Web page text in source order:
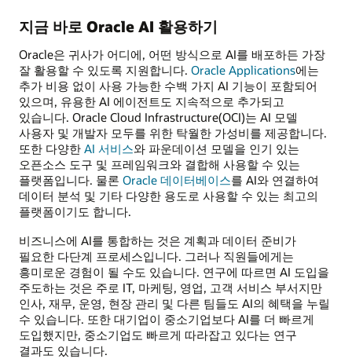
지금 바로 Oracle AI 활용하기
Oracle은 귀사가 어디에, 어떤 방식으로 AI를 배포하든 가장
잘 활용할 수 있도록 지원합니다. Oracle Applications에는
추가 비용 없이 사용 가능한 수백 가지 AI 기능이 포함되어
있으며, 유용한 AI 에이전트도 지속적으로 추가되고
있습니다. Oracle Cloud Infrastructure(OCI)는 AI 모델
사용자 및 개발자 모두를 위한 탁월한 가성비를 제공합니다.
또한 다양한 AI 서비스와 파운데이션 모델을 인기 있는
오픈소스 도구 및 프레임워크와 결합해 사용할 수 있는
플랫폼입니다. 물론 Oracle 데이터베이스를 AI와 연결하여
데이터 분석 및 기타 다양한 용도로 사용할 수 있는 최고의
플랫폼이기도 합니다.
비즈니스에 AI를 통합하는 것은 계획과 데이터 준비가
필요한 다단계 프로세스입니다. 그러나 직원들에게는
흥미로운 경험이 될 수도 있습니다. 연구에 따르면 AI 도입을
주도하는 것은 주로 IT, 마케팅, 영업, 고객 서비스 부서지만
인사, 재무, 운영, 현장 관리 및 다른 팀들도 AI의 혜택을 누릴
수 있습니다. 또한 대기업이 중소기업보다 AI를 더 빠르게
도입했지만, 중소기업도 빠르게 따라잡고 있다는 연구
결과도 있습니다.